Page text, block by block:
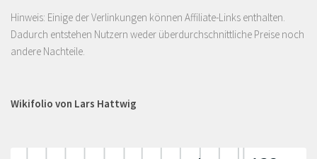
Hinweis: Einige der Verlinkungen können Affiliate-Links enthalten.
Dadurch entstehen Nutzern weder überdurchschnittliche Preise noch
andere Nachteile.
Wikifolio von Lars Hattwig